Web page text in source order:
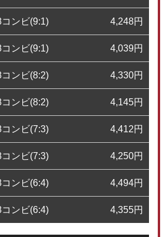
ンビ(9:1) 4,248円
ンビ(9:1) 4,039円
ンビ(8:2) 4,330円
ンビ(8:2) 4,145円
ンビ(7:3) 4,412円
ンビ(7:3) 4,250円
ンビ(6:4) 4,494円
ンビ(6:4) 4,355円